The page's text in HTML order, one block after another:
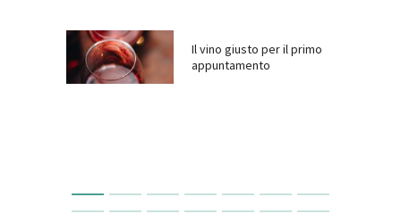
Il vino giusto per il primo
appuntamento